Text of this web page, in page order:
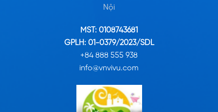
Nội
MST: 0108743681
GPLH: 01-0379/2023/SDL
+84 888 555 938
info@vnvivu.com